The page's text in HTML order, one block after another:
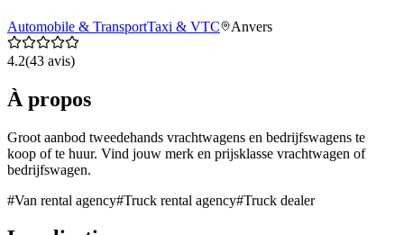
Automobile & TransportTaxi & VTC Anvers
4.2(43 avis)
À propos
Groot aanbod tweedehands vrachtwagens en bedrijfswagens te
koop of te huur. Vind jouw merk en prijsklasse vrachtwagen of
bedrijfswagen.
#Van rental agency#Truck rental agency#Truck dealer